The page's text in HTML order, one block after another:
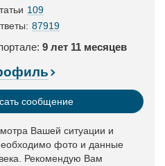
109
87919
9 лет 11 месяцев
сообщение
Вашей ситуации и
фото и данные
Рекомендую Вам